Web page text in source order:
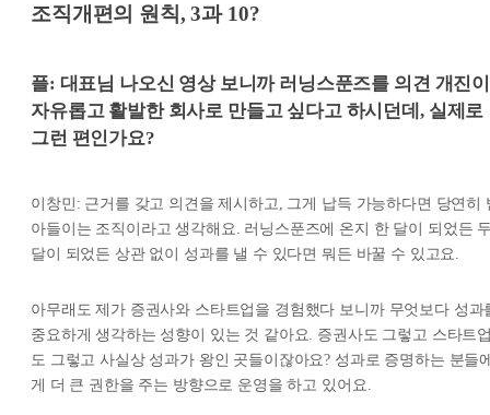
조직개편의 원칙, 3과 10?
플: 대표님 나오신 영상 보니까 러닝스푼즈를 의견 개진이
자유롭고 활발한 회사로 만들고 싶다고 하시던데, 실제로
그런 편인가요?
이창민: 근거를 갖고 의견을 제시하고, 그게 납득 가능하다면 당연히
아들이는 조직이라고 생각해요. 러닝스푼즈에 온지 한 달이 되었든
달이 되었든 상관 없이 성과를 낼 수 있다면 뭐든 바꿀 수 있고요.
아무래도 제가 증권사와 스타트업을 경험했다 보니까 무엇보다 성과
중요하게 생각하는 성향이 있는 것 같아요. 증권사도 그렇고 스타트
도 그렇고 사실상 성과가 왕인 곳들이잖아요? 성과로 증명하는 분들
게 더 큰 권한을 주는 방향으로 운영을 하고 있어요.